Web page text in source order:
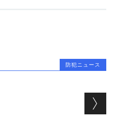
防犯ニュース
ション